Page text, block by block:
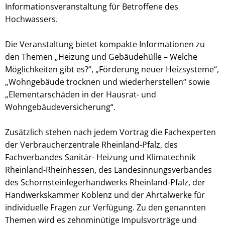
Informationsveranstaltung für Betroffene des
Hochwassers.
Die Veranstaltung bietet kompakte Informationen zu
den Themen „Heizung und Gebäudehülle – Welche
Möglichkeiten gibt es?“, „Förderung neuer Heizsysteme“,
„Wohngebäude trocknen und wiederherstellen“ sowie
„Elementarschäden in der Hausrat- und
Wohngebäudeversicherung“.
Zusätzlich stehen nach jedem Vortrag die Fachexperten
der Verbraucherzentrale Rheinland-Pfalz, des
Fachverbandes Sanitär- Heizung und Klimatechnik
Rheinland-Rheinhessen, des Landesinnungsverbandes
des Schornsteinfegerhandwerks Rheinland-Pfalz, der
Handwerkskammer Koblenz und der Ahrtalwerke für
individuelle Fragen zur Verfügung. Zu den genannten
Themen wird es zehnminütige Impulsvorträge und